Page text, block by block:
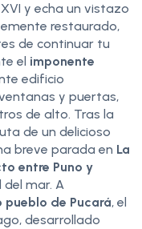
y echa un vistazo
restaurado,
de continuar tu
el imponente
edificio
y puertas,
de alto. Tras la
de un delicioso
breve parada en La
entre Puno y
del mar. A
pueblo de Pucará, el
desarrollado